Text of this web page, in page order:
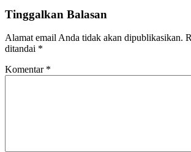
Tinggalkan Balasan
Alamat email Anda tidak akan dipublikasikan.
ditandai *
Komentar *